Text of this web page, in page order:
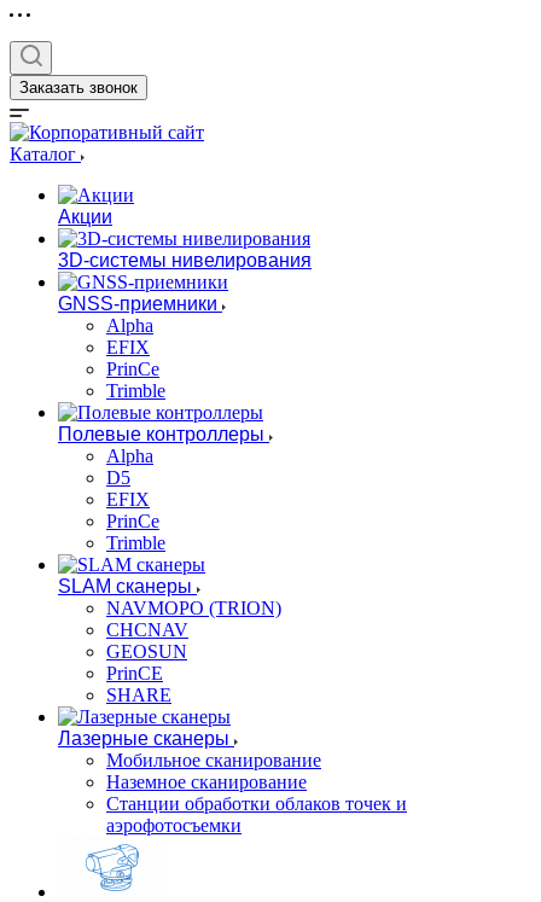
Заказать звонок
Каталог
Акции
3D-системы нивелирования
GNSS-приемники
Alpha
EFIX
PrinCe
Trimble
Полевые контроллеры
Alpha
D5
EFIX
PrinCe
Trimble
SLAM сканеры
NAVMOPO (TRION)
CHCNAV
GEOSUN
PrinCE
SHARE
Лазерные сканеры
Мобильное сканирование
Наземное сканирование
Станции обработки облаков точек и
аэрофотосъемки